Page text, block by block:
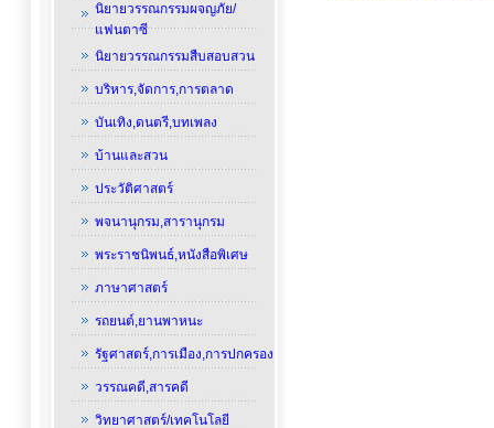
นิยายวรรณกรรมผจญภัย/
แฟนตาซี
นิยายวรรณกรรมสืบสอบสวน
บริหาร,จัดการ,การตลาด
บันเทิง,ดนตรี,บทเพลง
บ้านและสวน
ประวัติศาสตร์
พจนานุกรม,สารานุกรม
พระราชนิพนธ์,หนังสือพิเศษ
ภาษาศาสตร์
รถยนต์,ยานพาหนะ
รัฐศาสตร์,การเมือง,การปกครอง
วรรณคดี,สารคดี
วิทยาศาสตร์/เทคโนโลยี